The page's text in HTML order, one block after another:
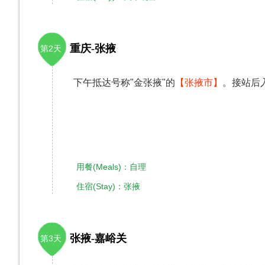
第2天 重庆-张掖
下午抵达号称"金张掖"的 【张掖市】 。接站后
用餐(Meals)：自理
住宿(Stay)：张掖
第3天 张掖-嘉峪关